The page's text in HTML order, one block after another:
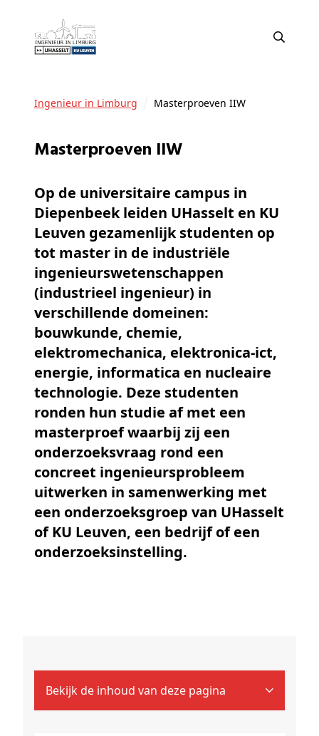
Ingenieur in Limburg Masterproeven IIW
Masterproeven IIW
Op de universitaire campus in
Diepenbeek leiden UHasselt en KU
Leuven gezamenlijk studenten op
tot master in de industriële
ingenieurswetenschappen
(industrieel ingenieur) in
verschillende domeinen:
bouwkunde, chemie,
elektromechanica, elektronica-ict,
energie, informatica en nucleaire
technologie. Deze studenten
ronden hun studie af met een
masterproef waarbij zij een
onderzoeksvraag rond een
concreet ingenieursprobleem
uitwerken in samenwerking met
een onderzoeksgroep van UHasselt
of KU Leuven, een bedrijf of een
onderzoeksinstelling.
Bekijk de inhoud van deze pagina